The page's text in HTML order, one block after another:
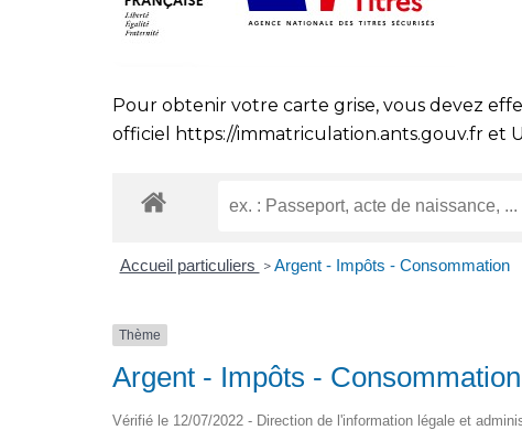
Pour obtenir votre carte grise, vous devez
officiel
https://immatriculation.ants.gouv.fr et
Accueil particuliers > Argent - Impôts - Consommation
Thème
Argent - Impôts - Consommation
Vérifié le 12/07/2022 - Direction de l'information légale et